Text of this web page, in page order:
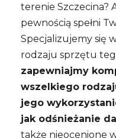
terenie Szczecina?
pewnością spełni
Specjalizujemy się
rodzaju sprzętu
zapewniajmy
wszelkiego
jego
jak odśnieżanie
także nieocenione